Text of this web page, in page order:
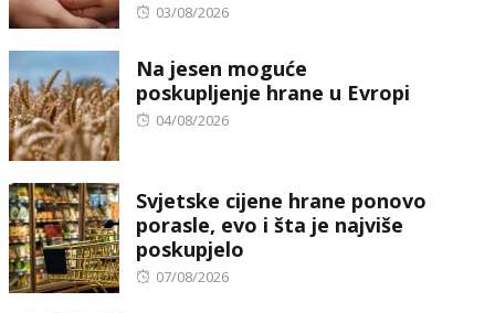
Posted
03/08/2026
Na jesen moguće
poskupljenje hrane u Evropi
Posted
04/08/2026
Svjetske cijene hrane ponovo
porasle, evo i šta je najviše
poskupjelo
Posted
07/08/2026